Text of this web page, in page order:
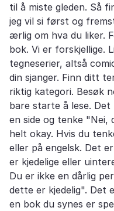
til å miste gleden. Så
jeg vil si først og
ærlig om hva du liker.
bok. Vi er forskjellige.
tegneserier, altså
din sjanger. Finn ditt
riktig kategori. Besøk
bare starte å lese.
en side og tenke "Nei,
helt okay. Hvis du
eller på engelsk. Det
er kjedelige eller
Du er ikke en dårlig
dette er kjedelig". Det
en bok du synes er